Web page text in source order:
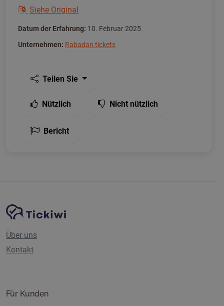
Siehe Original
Datum der Erfahrung: 10. Februar 2025
Unternehmen: Rabadan tickets
Teilen Sie
Nützlich Nicht nützlich
Bericht
Website-Navigation
Tickiwi-Plattform
Über uns
Kontakt
Für Kunden